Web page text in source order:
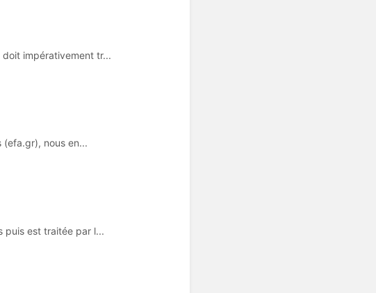
doit impérativement tr...
(efa.gr), nous en...
puis est traitée par l...